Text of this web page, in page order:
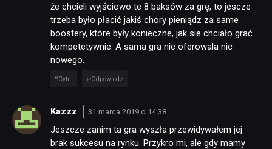
że chcieli wyjściowo te 8 baksów za grę, to jescze
trzeba było płacić jakiś chory pieniądz za same
boostery, które były konieczne, jak sie chciało grać
kompetetywnie. A sama gra nie oferowala nic
nowego.
Cytuj Odpowiedz
Kazzz 31 marca 2019 o 14:38
Jeszcze zanim ta gra wyszła przewidywałem jej
brak sukcesu na rynku. Przykro mi, ale gdy mamy